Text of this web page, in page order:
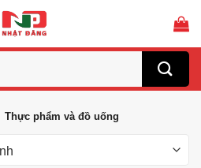
Thực phẩm và đồ uống